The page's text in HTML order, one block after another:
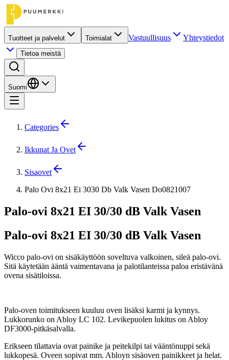
Tuotteet ja palvelut Toimialat Vastuullisuus Yhteystiedot
Tietoa meistä
Suomi
Categories
Ikkunat Ja Ovet
Sisaovet
Palo Ovi 8x21 Ei 3030 Db Valk Vasen Do0821007
Palo-ovi 8x21 EI 30/30 dB Valk Vasen
Palo-ovi 8x21 EI 30/30 dB Valk Vasen
Wicco palo-ovi on sisäkäyttöön soveltuva valkoinen, sileä palo-ovi.
Sitä käytetään ääntä vaimentavana ja palotilanteissa paloa eristävänä
ovena sisätiloissa.
Palo-oven toimitukseen kuuluu oven lisäksi karmi ja kynnys.
Lukkorunko on Abloy LC 102. Levikepuolen lukitus on Abloy
DF3000-pitkäsalvalla.
Erikseen tilattavia ovat painike ja peitekilpi tai vääntönuppi sekä
lukkopesä. Oveen sopivat mm. Abloyn sisäoven painikkeet ja helat.